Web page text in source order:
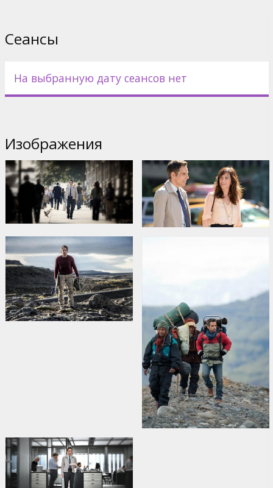
Сеансы
На выбранную дату сеансов нет
Изображения